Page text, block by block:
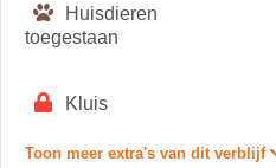
Huisdieren
toegestaan
Kluis
Toon meer extra's van dit verblijf